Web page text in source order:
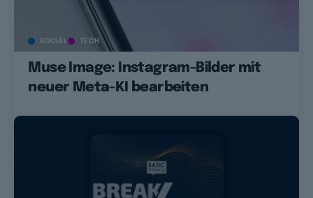
SOCIAL TECH
Muse Image: Instagram-Bilder mit
neuer Meta-KI bearbeiten